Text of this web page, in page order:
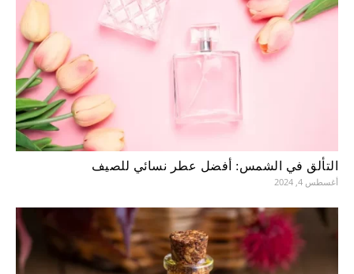
التألق في الشمس: أفضل عطر نسائي للصيف
أغسطس 4, 2024